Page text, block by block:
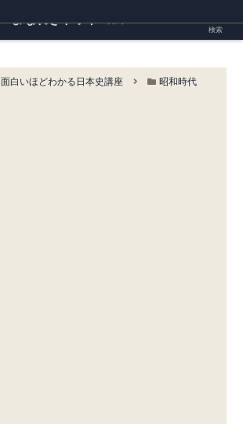
面白いほどわかる日本史講座
昭和時代
検索